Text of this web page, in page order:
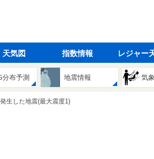
天気図 指数情報 レジャー
分布予測 地震情報 気
生した地震(最大震度1)